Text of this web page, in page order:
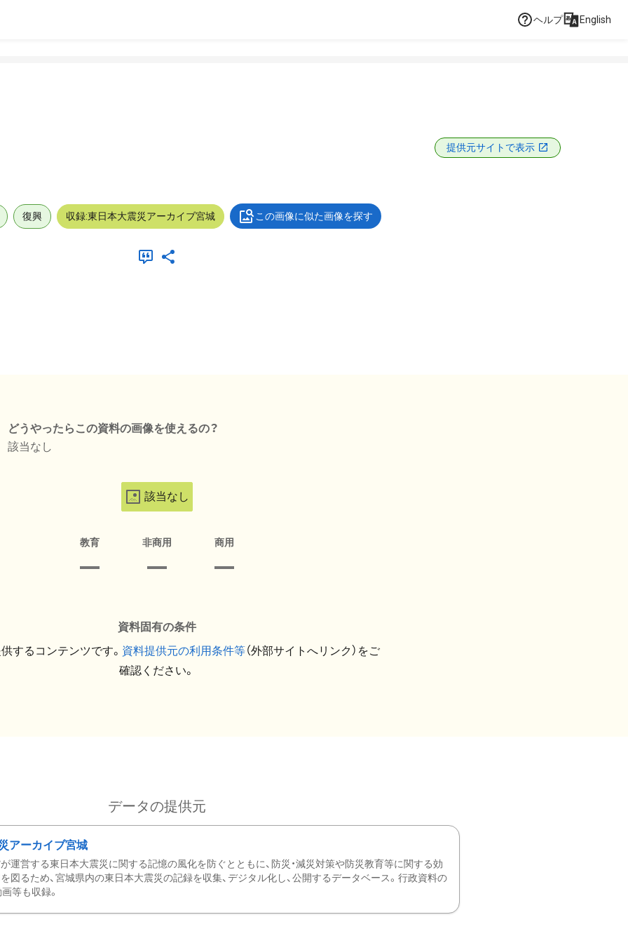
ヘルプ English
提供元サイトで表示
復興 収録:東日本大震災アーカイブ宮城 この画像に似た画像を探す
どうやったらこの資料の画像を使えるの？
該当なし
該当なし
教育 非商用 商用
資料固有の条件
するコンテンツです。 資料提供元の利用条件等（外部サイトへリンク）をご
確認ください。
データの提供元
アーカイブ宮城
運営する東日本大震災に関する記憶の風化を防ぐとともに、防災・減災対策や防災教育等に関する効
図るため、宮城県内の東日本大震災の記録を収集、デジタル化し、公開するデータベース。行政資料の
等も収録。